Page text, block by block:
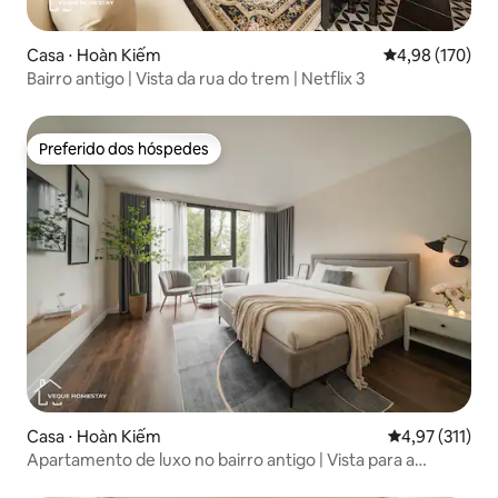
Casa ⋅ Hoàn Kiếm 4,98 de uma
4,98 (170)
Bairro antigo | Vista da rua do trem | Netflix 3
Preferido dos hóspedes
Preferido dos hóspedes
Casa ⋅ Hoàn Kiếm 4,97 de uma
4,97 (311)
Apartamento de luxo no bairro antigo | Vista para a